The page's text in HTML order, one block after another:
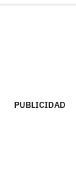
PUBLICIDAD